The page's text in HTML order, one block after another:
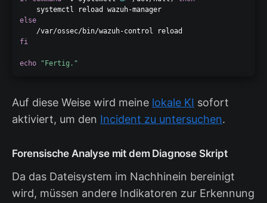
else
fi
echo "Fertig."
Auf diese Weise wird meine lokale KI sofort
aktiviert, um den Incident zu untersuchen.
Forensische Analyse mit dem Diagnose Skript
Da das Dateisystem im Nachhinein bereinigt
wird, müssen andere Indikatoren zur Erkennung